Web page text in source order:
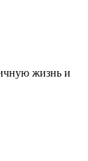
жизнь и